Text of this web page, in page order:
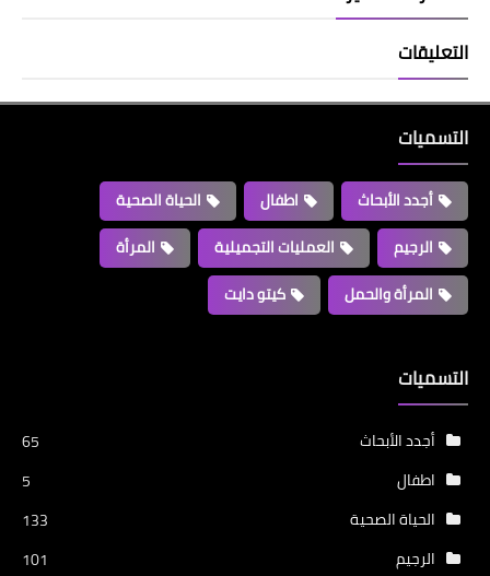
التعليقات
التسميات
أجدد الأبحاث اطفال
الحياة الصحية
الرجيم
العمليات التجميلية
المرأة
المرأة والحمل
كيتو دايت
التسميات
أجدد الأبحاث
65
اطفال
5
الحياة الصحية
133
الرجيم
101